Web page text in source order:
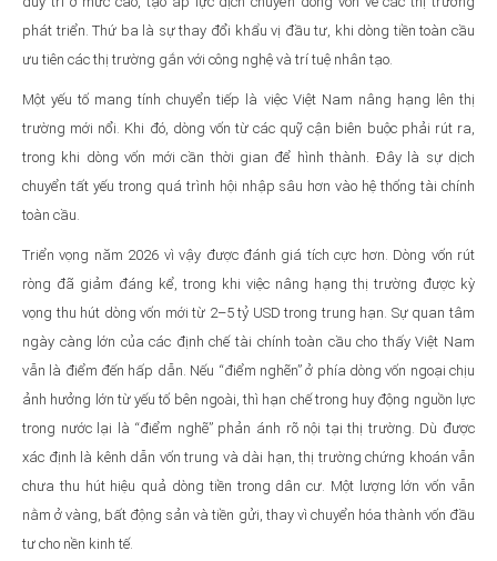
phát triển. Thứ ba là sự thay đổi khẩu vị đầu tư, khi dòng tiền toàn cầu
ưu tiên các thị trường gắn với công nghệ và trí tuệ nhân tạo.
Một yếu tố mang tính chuyển tiếp là việc Việt Nam nâng hạng lên thị
trường mới nổi. Khi đó, dòng vốn từ các quỹ cận biên buộc phải rút ra,
trong khi dòng vốn mới cần thời gian để hình thành. Đây là sự dịch
chuyển tất yếu trong quá trình hội nhập sâu hơn vào hệ thống tài chính
toàn cầu.
Triển vọng năm 2026 vì vậy được đánh giá tích cực hơn. Dòng vốn rút
ròng đã giảm đáng kể, trong khi việc nâng hạng thị trường được kỳ
vọng thu hút dòng vốn mới từ 2–5 tỷ USD trong trung hạn. Sự quan tâm
ngày càng lớn của các định chế tài chính toàn cầu cho thấy Việt Nam
vẫn là điểm đến hấp dẫn. Nếu “điểm nghẽn” ở phía dòng vốn ngoại chịu
ảnh hưởng lớn từ yếu tố bên ngoài, thì hạn chế trong huy động nguồn lực
trong nước lại là “điểm nghẽ” phản ánh rõ nội tại thị trường. Dù được
xác định là kênh dẫn vốn trung và dài hạn, thị trường chứng khoán vẫn
chưa thu hút hiệu quả dòng tiền trong dân cư. Một lượng lớn vốn vẫn
nằm ở vàng, bất động sản và tiền gửi, thay vì chuyển hóa thành vốn đầu
tư cho nền kinh tế.